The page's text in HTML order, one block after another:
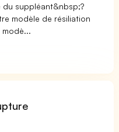
suppléant&nbsp;?
modèle de résiliation